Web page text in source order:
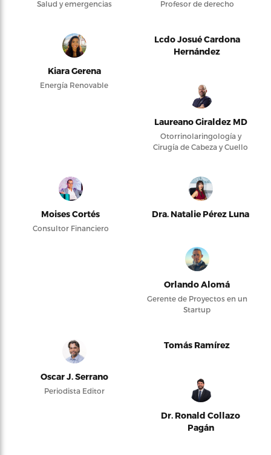
Salud y emergencias Profesor de derecho
Kiara Gerena
Energía Renovable
Lcdo Josué Cardona
Hernández
Laureano Giraldez MD
Otorrinolaringología y
Cirugía de Cabeza y Cuello
Moises Cortés
Consultor Financiero
Dra. Natalie Pérez Luna
Orlando Alomá
Gerente de Proyectos en un
Startup
Oscar J. Serrano
Periodista Editor
Tomás Ramírez
Dr. Ronald Collazo
Pagán